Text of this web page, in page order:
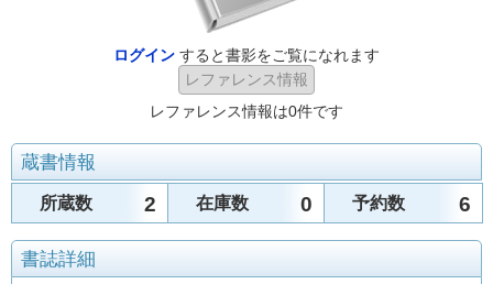
ログイン すると書影をご覧になれます
レファレンス情報は0件です
蔵書情報
所蔵数 2 在庫数 0 予約数 6
書誌詳細